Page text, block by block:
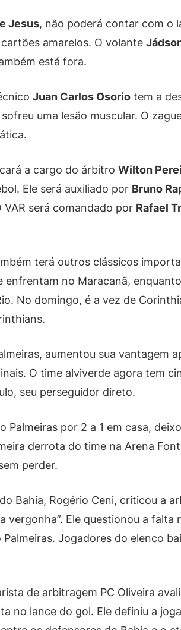
Jesus, não poderá contar com o
amarelos. O volante
está fora.
Juan Carlos Osorio tem a
sofreu uma lesão muscular. O
a cargo do árbitro Wilton
Ele será auxiliado por Bruno
VAR será comandado por Rafael
terá outros clássicos
enfrentam no Maracanã,
No domingo, é a vez de
aumentou sua vantagem
O time alviverde agora tem
seu perseguidor direto.
Palmeiras por 2 a 1 em casa,
derrota do time na Arena
perder.
Bahia, Rogério Ceni, criticou a
vergonha”. Ele questionou a falta
Jogadores do elenco
de arbitragem PC Oliveira
no lance do gol. Ele definiu a